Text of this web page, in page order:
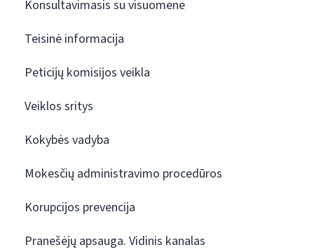
Konsultavimasis su visuomene
Teisinė informacija
Peticijų komisijos veikla
Veiklos sritys
Kokybės vadyba
Mokesčių administravimo procedūros
Korupcijos prevencija
Pranešėjų apsauga. Vidinis kanalas